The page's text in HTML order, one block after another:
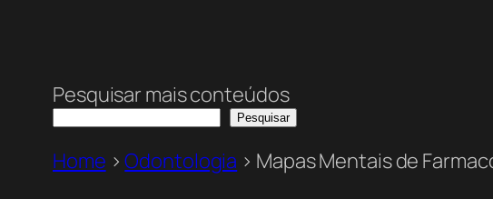
Pesquisar mais conteúdos
Pesquisar
Home >Odontologia > Mapas Mentais de